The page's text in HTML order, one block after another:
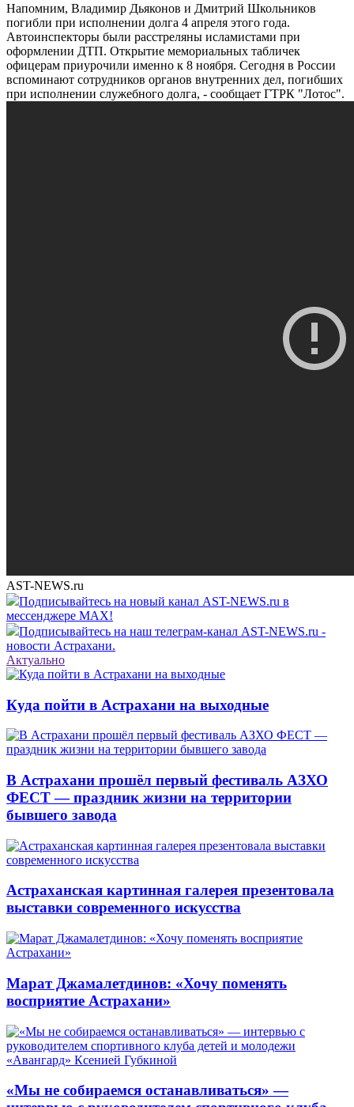
Напомним, Владимир Дьяконов и Дмитрий Школьников
погибли при исполнении долга 4 апреля этого года.
Автоинспекторы были расстреляны исламистами при
оформлении ДТП. Открытие мемориальных табличек
офицерам приурочили именно к 8 ноября. Сегодня в России
вспоминают сотрудников органов внутренних дел, погибших
при исполнении служебного долга, - сообщает ГТРК "Лотос".
AST-NEWS.ru
Подписывайтесь на новый канал AST-NEWS.ru в
мессенджере MAX!
Подписывайтесь на наш телеграм-канал AST-NEWS.ru -
новости Астрахани.
Актуально
Куда пойти в Астрахани на выходные
В Астрахани прошёл первый фестиваль АЗХО
ФЕСТ — праздник жизни на территории
бывшего завода
Астраханская картинная галерея презентовала
выставки современного искусства
Марат Джамалетдинов: «Хочу поменять
восприятие Астрахани»
«Мы не собираемся останавливаться» —